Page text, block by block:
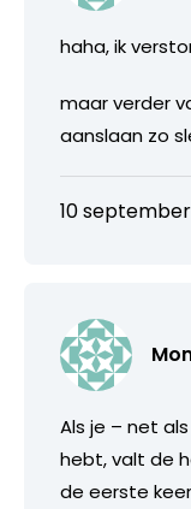
haha, ik
maar verder
aanslaan zo
10
Als je – net
hebt, valt de
de eerste